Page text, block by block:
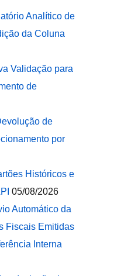
Analítico de
da Coluna
Validação para
de
de
por
Históricos e
05/08/2026
Automático da
Fiscais Emitidas
Interna